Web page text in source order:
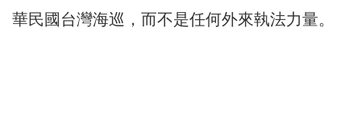
華民國台灣海巡，而不是任何外來執法力量。